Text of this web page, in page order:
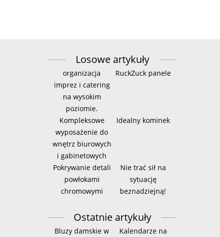
Losowe artykuły
organizacja
imprez i catering
na wysokim
poziomie.
RuckZuck panele
Kompleksowe
wyposażenie do
wnętrz biurowych
i gabinetowych
Idealny kominek
Pokrywanie detali
powłokami
chromowymi
Nie trać sił na
sytuację
beznadziejną!
Ostatnie artykuły
Bluzy damskie w Kalendarze na